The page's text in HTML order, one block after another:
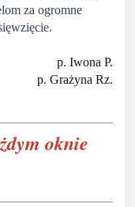
za ogromne
p. Iwona P.
p. Grażyna Rz.
oknie